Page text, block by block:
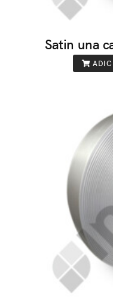
Satin una